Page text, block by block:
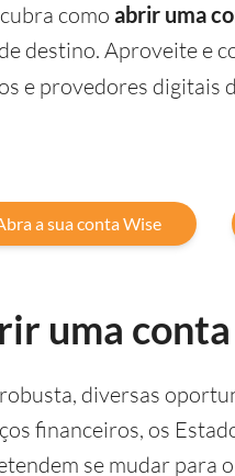
como abrir uma
destino. Aproveite e
e provedores digitais
a sua conta Wise
uma conta
diversas
financeiros, os
se mudar para